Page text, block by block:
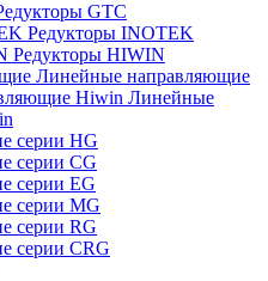
GTC
Редукторы INOTEK
Редукторы HIWIN
Линейные направляющие
Линейные
серии HG
серии CG
серии EG
серии MG
серии RG
серии CRG